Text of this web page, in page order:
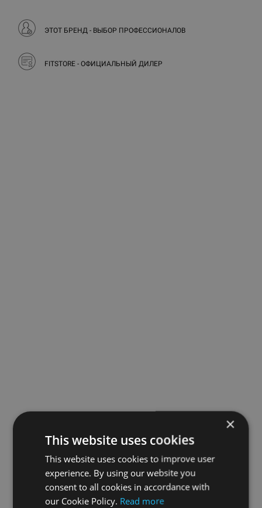
ЭТОТ БРЕНД - ВЫБОР ПРОФЕССИОНАЛОВ
FITSTORE - ОФИЦИАЛЬНЫЙ ДИЛЕР
×
This website uses cookies
This website uses cookies to improve user
experience. By using our website you
consent to all cookies in accordance with
our Cookie Policy. Read more